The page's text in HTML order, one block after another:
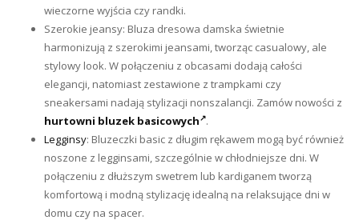
wieczorne wyjścia czy randki.
Szerokie jeansy: Bluza dresowa damska świetnie
harmonizują z szerokimi jeansami, tworząc casualowy, ale
stylowy look. W połączeniu z obcasami dodają całości
elegancji, natomiast zestawione z trampkami czy
sneakersami nadają stylizacji nonszalancji. Zamów nowości z
hurtowni bluzek basicowych .
Legginsy: Bluzeczki basic z długim rękawem mogą być również
noszone z legginsami, szczególnie w chłodniejsze dni. W
połączeniu z dłuższym swetrem lub kardiganem tworzą
komfortową i modną stylizację idealną na relaksujące dni w
domu czy na spacer.